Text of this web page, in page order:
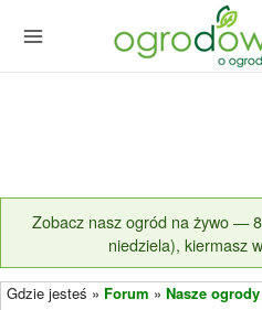
Zobacz nasz ogród na żywo —
niedziela), kiermasz
Gdzie jesteś » Forum » Nasze ogrody